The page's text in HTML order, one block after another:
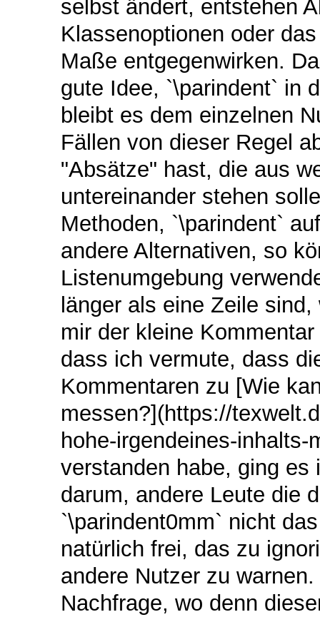
selbst ändert, entstehen
Klassenoptionen oder
Maße entgegenwirken.
gute Idee, `\parindent` in
bleibt es dem einzelnen
Fällen von dieser Regel
"Absätze" hast, die aus
untereinander stehen
Methoden, `\parindent`
andere Alternativen, so
Listenumgebung
länger als eine Zeile
mir der kleine
dass ich vermute, dass
Kommentaren zu [Wie
messen?](https://
hohe-irgendeines-
verstanden habe, ging
darum, andere Leute die
`\parindent0mm` nicht
natürlich frei, das zu
andere Nutzer zu
Nachfrage, wo denn